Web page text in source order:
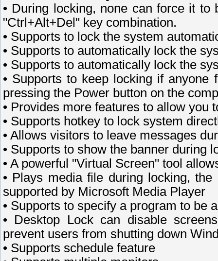
• During locking, none can force it
"Ctrl+Alt+Del" key combination.
• Supports to lock the system
• Supports to automatically lock the
• Supports to automatically lock the
• Supports to keep locking if
pressing the Power button on the
• Provides more features to allow you
• Supports hotkey to lock system
• Allows visitors to leave messages
• Supports to show the banner during
• A powerful "Virtual Screen" tool
• Plays media file during locking,
supported by Microsoft Media Player
• Supports to specify a program to be
• Desktop Lock can disable
prevent users from shutting down
• Supports schedule feature